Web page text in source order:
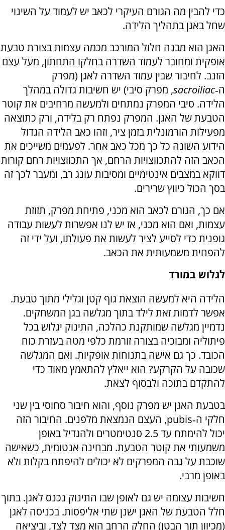
כדי להבין מה הגורם העיקרי לכאב יש לעמוד על השינוי
שחל באגן בתהליך הלידה.
האגן הוא מבנה חלול המורכב מכמה עצמות בצורת טבעת
אופקית ומחובר לעמוד השדרה בחלקו התחתון, מעל עצם
הזנב. לחיבור שבין עמוד השדרה לאגן (מפרק
ה‑sacroiliac, מפרק סיבי) יש חשיבות גדולה במהלך
הלידה. סיבי המפרק נמתחים ולמעשה מרחיבים את קוטר
הטבעת של האגן. המפרק נפתח רק בלידה, ורק כתוצאה
מפעילות הורמונלית בזמן ציר, וזהו כאב הלידה הגדול
הידוע השונה כל כך מכל כאב אחר. לפעמים משייכים את
הכאב הזה להתכווצויות הרחם, אך התכווצויות רחם קורות
דווקא במצבים אינטימיים ומסיבות עונג רב, ומעבר לכך זה
בסך הכול כיווץ שרירים.
אם כך, הגורם לכאב הוא מכני, פתיחת מפרק, תזוזת
עצמות, ואם הוא מכני, אז יש לנו אפשרות לעשות עבודה
גופנית כדי לסייע לציר לעשות את פעולתו, ועל ידי זה
להפחית משמעותית את הכאב.
לגלוש במורד
הלידה היא למעשה הוצאת גוף קטן וגלילי מתוך טבעת.
אפשר לדמות זאת לילד בתוך מגלשה בגן המשחקים.
נדמיין מגלשה שמותקנת כהלכה, התינוק יגלוש בכל
פיתוליה ומבוכיה בצורה זורמת כלפי מטה בעזרת כוח
הכובד. כך גם אישה בתנוחות אופקיות. ואם המגלשה
שכובה על הקרקע? הוא ייאלץ להתאמץ מאוד כדי
להתקדם בתוכה ולבסוף לצאת.
בטבעת האגן יש מפרק נוסף, והוא חיבור סחוסי בין שני
חלקי ה‑pubis, העצם הנמצאת מלפנים. החיבור הזה
יכול להימתח עד 2.5 סנטימטרים ולהגדיל באופן
משמעותי את קוטר הטבעת. מבחינה אנטומית, כשאישה
שוכבת על גבה המפרקים לא יכולים להיפתח בקלות ולא
באופן מרבי.
חשיבות עצומה יש גם לאופן שבו התינוק נכנס לאגן. בתוך
חלל הטבעת של האגן ישנן שתי אליפסות. בכניסה לאגן
(מכיוון תוך הבטן) החלק הרחב הוא מצד לצד, וביציאה